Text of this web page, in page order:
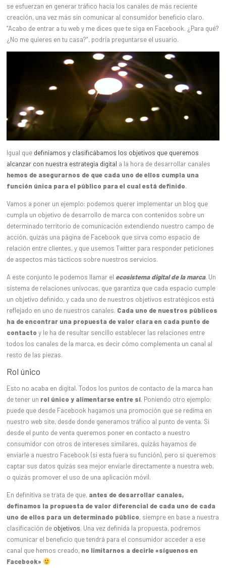
se esfuerzan en generar tráfico hacia los canales de más reciente
creación, una vez más sin comunicar al consumidor beneficio claro.
“Acabo de entrar a tu web y me dices que te siga en Facebook. ¿Para qué?
¿No me quieres en tu casa?”, podría preguntarse el usuario.
Igual que definíamos y clasificábamos los objetivos que queremos
alcanzar con nuestra estrategia digital a la hora de desarrollar canales
hemos de asegurarnos de que cada uno de ellos cumpla una
función única para el público para el cual está definido.
Vamos a poner un ejemplo: podemos querer implementar un blog que
cumpla un objetivo de desarrollo de marca con contenidos sobre un
determinado territorio de comunicación extendiendo nuestro campo de
acción, quizás una página de Facebook que sirva como espacio de
relación entre clientes, y que usemos Twitter para responder peticiones
de aspectos más tácticos sobre nuestros servicios.
A este conjunto le podemos llamar el ecosistema digital de la marca. Un
sistema de relaciones unívocas, que garantiza que cada espacio cumple
un objetivo definido, y cada uno de nuestros objetivos estratégicos está
reflejado en uno de nuestros canales. Cada uno de nuestros públicos
ha de encontrar una propuesta de valor clara en cada punto de
contactoy le ha de resultar sencillo establecer las relaciones entre
todos los canales de la marca, es decir cómo complementa un canal al
resto de las piezas.
Rol único
Esto no acaba en digital. Todos los puntos de contacto de la marca han
de tener un rol único y alimentarse entre sí. Poniendo otro ejemplo:
puede que desde Facebook hagamos una promoción que se redima en
nuestro web site, desde donde generamos tráfico al punto de venta. Si
desde el punto de venta queremos poner en contacto a nuestro
consumidor con otros de intereses similares, quizás hayamos de
enviarle a nuestro Facebook (si esta fuera su función), pero si queremos
captar sus datos quizás sea mejor enviarle directamente a nuestra web,
o quizás promover el uso de una aplicación móvil.
En definitiva se trata de que, antes de desarrollar canales,
definamos la propuesta de valor diferencial de cada uno de cada
uno de ellos para un determinado público, siempre en base a nuestra
clasificación de objetivos. Una vez definida la propuesta, podremos
comunicar el beneficio que tendrá para el consumidor acceder a ese
canal que hemos creado, no limitarnos a decirle «síguenos en
Facebook»